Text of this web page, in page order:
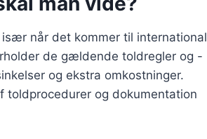
når det kommer til international
de gældende toldregler og -
og ekstra omkostninger.
toldprocedurer og dokumentation